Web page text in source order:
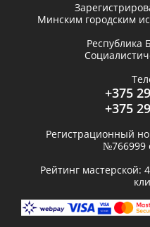
Минским городским
Республика
+375
+375
Регистрационный
№766999
Рейтинг мастерской: